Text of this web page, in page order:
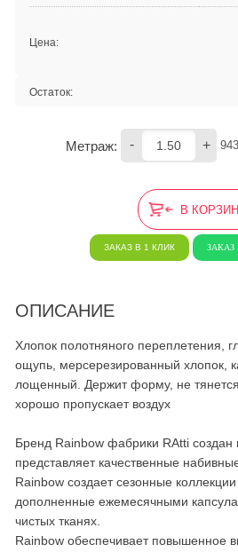
Цена:
Остаток:
Метраж: - +
В
ЗАКАЗ В 1 КЛИК ЗАКАЗ
ОПИСАНИЕ
Хлопок полотняного переплетения,
ощупь, мерсерезированный хлопок,
лощенный. Держит форму, не
хорошо пропускает воздух
Бренд Rainbow фабрики RAtti создан
представляет качественные
Rainbow создает сезонные
дополненные ежемесячными
чистых тканях.
Rainbow обеспечивает повышенное